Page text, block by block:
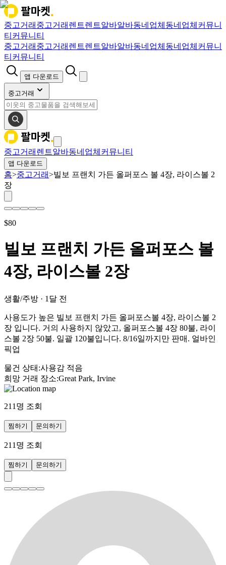
중고거래 중고거래 렌트렌트알바알바동네업체 동네업체 커뮤니
티 커뮤니티
중고거래 중고거래 렌트렌트알바알바동네업체 동네업체 커뮤니
티 커뮤니티
앱 다운로드
중고거래
중고거래 렌트알바동네업체 커뮤니티
앱 다운로드
홈>중고거래>빌보 프랜치 가든 올퍼포스 볼 4장, 라이스볼 2
장
$80
빌보 프랜치 가든 올퍼포스 볼
4장, 라이스볼 2장
생활/주방 · 1달 전
사용도가 높은 빌보 프랜치 가든 올퍼포스볼 4장, 라이스볼 2
장 입니다. 거의 사용하지 않았고, 올퍼포스볼 4장 80불, 라이
스볼 2장 50불. 일괄 120불입니다. 8/16일까지만 판매. 얼바인
픽업
물건 상태 :사용감 적음
희망 거래 장소:Great Park, Irvine
211 명 조회
찜하기 문의하기
211 명 조회
찜하기 문의하기